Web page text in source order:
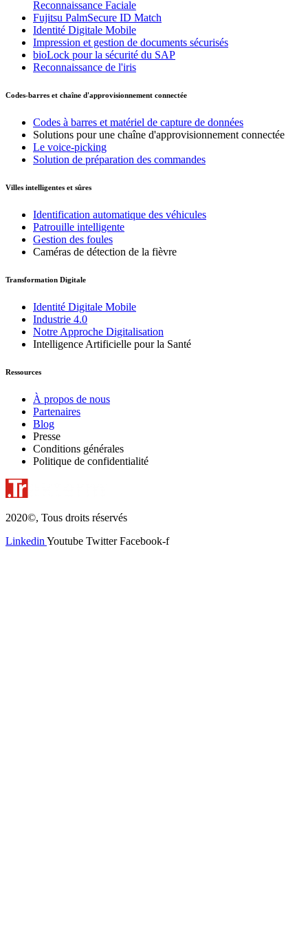
Reconnaissance Faciale
Fujitsu PalmSecure ID Match
Identité Digitale Mobile
Impression et gestion de documents sécurisés
bioLock pour la sécurité du SAP
Reconnaissance de l'iris
Codes-barres et chaîne d'approvisionnement connectée
Codes à barres et matériel de capture de données
Solutions pour une chaîne d'approvisionnement connectée
Le voice-picking
Solution de préparation des commandes
Villes intelligentes et sûres
Identification automatique des véhicules
Patrouille intelligente
Gestion des foules
Caméras de détection de la fièvre
Transformation Digitale
Identité Digitale Mobile
Industrie 4.0
Notre Approche Digitalisation
Intelligence Artificielle pour la Santé
Ressources
À propos de nous
Partenaires
Blog
Presse
Conditions générales
Politique de confidentialité
2020©, Tous droits réservés
Linkedin Youtube Twitter Facebook-f